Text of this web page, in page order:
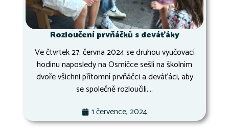
Rozloučení prvňáčků s deváťáky
Ve čtvrtek 27. června 2024 se druhou vyučovací
hodinu naposledy na Osmičce sešli na školním
dvoře všichni přítomní prvňáčci a deváťáci, aby
se společně rozloučili....
1 července, 2024